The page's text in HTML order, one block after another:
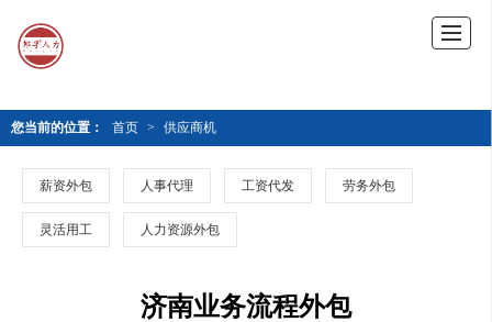
您当前的位置： 首页 > 供应商机
薪资外包 人事代理 工资代发 劳务外包
灵活用工 人力资源外包
济南业务流程外包